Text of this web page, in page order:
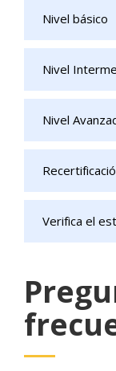
Nivel básico
Nivel
Nivel
Verifica el